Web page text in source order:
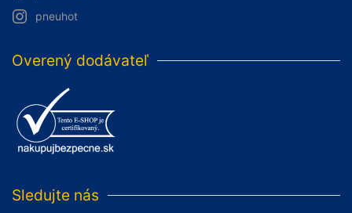
pneuhot
Overený dodávateľ
Sledujte nás